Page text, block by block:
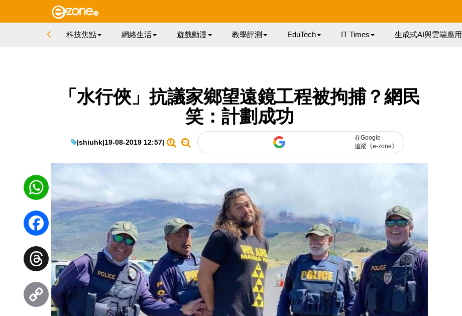
科技焦點 網絡生活 遊戲動漫 教學評測 EduTech IT Times 生成式AI與雲端應用
「水行俠」抗議家鄉望遠鏡工程被拘捕？網民
笑：計劃成功
|shiuhk|19-08-2019 12:57|
在Google
追蹤《e-zone》
WhatsApp
Facebook
Threads